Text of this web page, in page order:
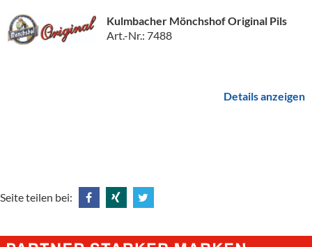
Kulmbacher Mönchshof Original Pils
Art.-Nr.: 7488
Details anzeigen
Seite teilen bei:
@
@
@